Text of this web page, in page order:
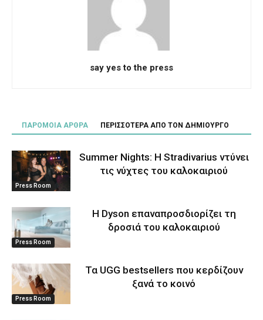
say yes to the press
ΠΑΡΟΜΟΙΑ ΑΡΘΡΑ ΠΕΡΙΣΣΟΤΕΡΑ ΑΠΟ ΤΟΝ ΔΗΜΙΟΥΡΓΟ
Press Room
Summer Nights: Η Stradivarius ντύνει
τις νύχτες του καλοκαιριού
Press Room
Η Dyson επαναπροσδιορίζει τη
δροσιά του καλοκαιριού
Press Room
Τα UGG bestsellers που κερδίζουν
ξανά το κοινό